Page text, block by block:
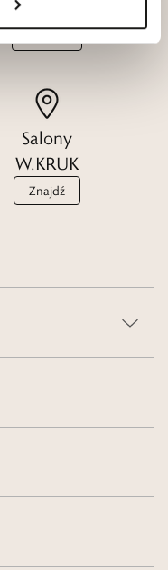
W.KRUK
Salony
W.KRUK
Znajdź